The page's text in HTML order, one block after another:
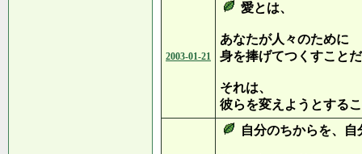
2003-01-21
愛とは、
あなたが人々のために
身を捧げてつくすこと
それは、
彼らを変えようとする
自分のちからを、